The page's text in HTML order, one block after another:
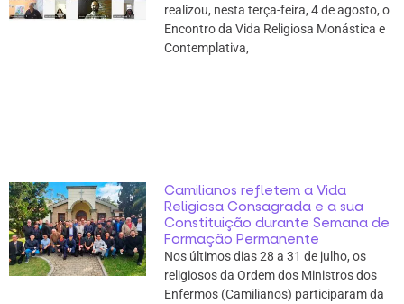
realizou, nesta terça-feira, 4 de agosto, o
Encontro da Vida Religiosa Monástica e
Contemplativa,
Camilianos refletem a Vida
Religiosa Consagrada e a sua
Constituição durante Semana de
Formação Permanente
Nos últimos dias 28 a 31 de julho, os
religiosos da Ordem dos Ministros dos
Enfermos (Camilianos) participaram da